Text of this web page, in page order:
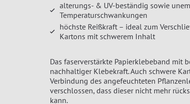
alterungs- & UV-beständig sowie
Temperaturschwankungen
höchste Reißkraft – ideal zum
Kartons mit schwerem Inhalt
Das faserverstärkte Papierklebeband mit
nachhaltiger Klebekraft. Auch schwere
Verbindung des angefeuchteten
verschlossen, dass dieser nicht mehr
kann.